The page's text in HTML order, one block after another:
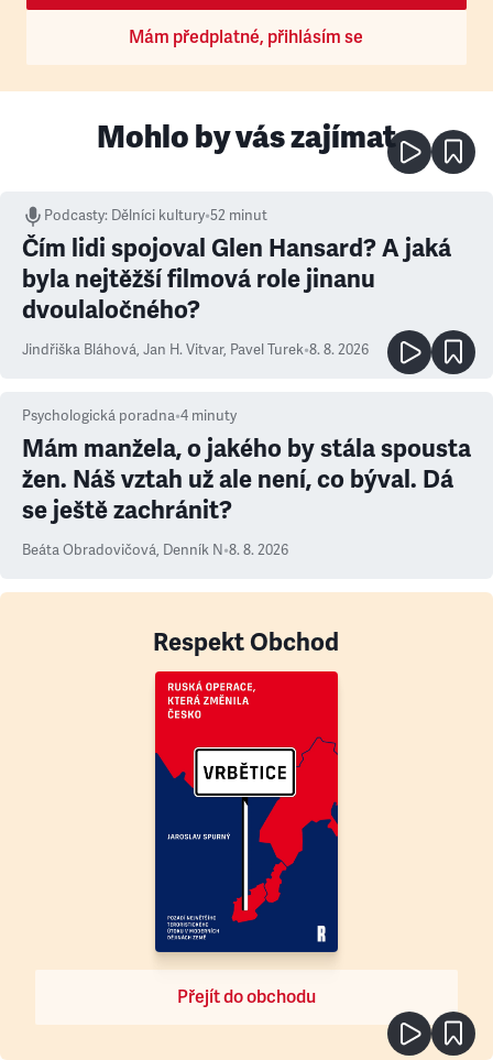
Mám předplatné, přihlásím se
Mohlo by vás zajímat
Podcasty: Dělníci kultury•52 minut
Čím lidi spojoval Glen Hansard? A jaká
byla nejtěžší filmová role jinanu
dvoulaločného?
Jindřiška Bláhová, Jan H. Vitvar, Pavel Turek•8. 8. 2026
Psychologická poradna•4 minuty
Mám manžela, o jakého by stála spousta
žen. Náš vztah už ale není, co býval. Dá
se ještě zachránit?
Beáta Obradovičová, Denník N•8. 8. 2026
Respekt Obchod
Přejít do obchodu